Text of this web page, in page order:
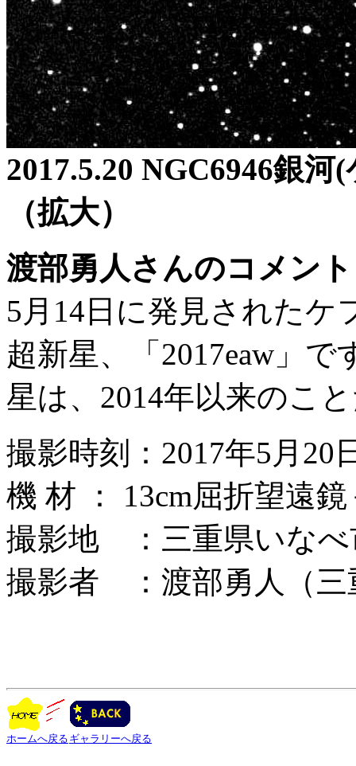
2017.5.20 NGC6946銀
（拡大）
渡部勇人さんのコメン
5月14日に発見されたケ
超新星、「2017eaw」
星は、2014年以来のこ
撮影時刻：2017年5月20
機 材 ： 13cm屈折望遠
撮影地 ：三重県いなべ
撮影者 ：渡部勇人（三
ホームへ戻る ギャラリーへ戻る